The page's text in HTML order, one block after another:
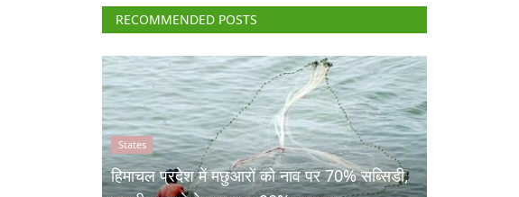
RECOMMENDED POSTS
States
हिमाचल प्रदेश में मछुआरों को नाव पर 70% सब्सिडी,